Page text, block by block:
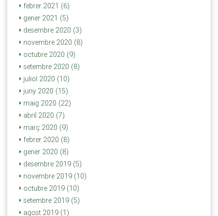
febrer 2021 (6)
gener 2021 (5)
desembre 2020 (3)
novembre 2020 (8)
octubre 2020 (9)
setembre 2020 (8)
juliol 2020 (10)
juny 2020 (15)
maig 2020 (22)
abril 2020 (7)
març 2020 (9)
febrer 2020 (8)
gener 2020 (8)
desembre 2019 (5)
novembre 2019 (10)
octubre 2019 (10)
setembre 2019 (5)
agost 2019 (1)